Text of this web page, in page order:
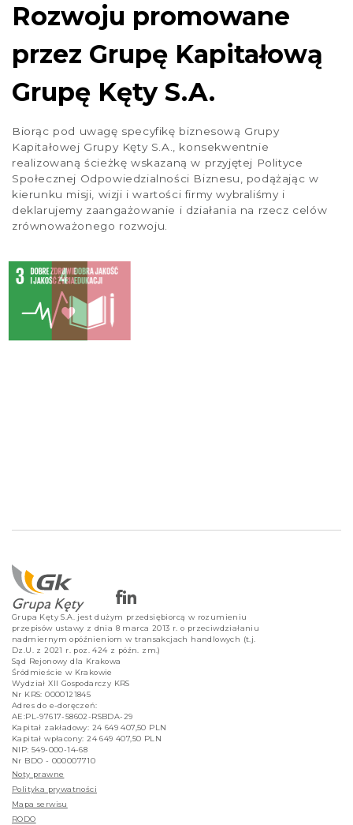
Rozwoju promowane
przez Grupę Kapitałową
Grupę Kęty S.A.
Biorąc pod uwagę specyfikę biznesową Grupy
Kapitałowej Grupy Kęty S.A., konsekwentnie
realizowaną ścieżkę wskazaną w przyjętej Polityce
Społecznej Odpowiedzialności Biznesu, podążając w
kierunku misji, wizji i wartości firmy wybraliśmy i
deklarujemy zaangażowanie i działania na rzecz celów
zrównoważonego rozwoju.
Grupa Kęty S.A. jest dużym przedsiębiorcą w rozumieniu
przepisów ustawy z dnia 8 marca 2013 r. o przeciwdziałaniu
nadmiernym opóźnieniom w transakcjach handlowych (t.j.
Dz.U. z 2021 r. poz. 424 z późn. zm.)
Sąd Rejonowy dla Krakowa
Śródmieście w Krakowie
Wydział XII Gospodarczy KRS
Nr KRS: 0000121845
Adres do e-doręczeń:
AE:PL-97617-58602-RSBDA-29
Kapitał zakładowy: 24 649 407,50 PLN
Kapitał wpłacony: 24 649 407,50 PLN
NIP: 549-000-14-68
Nr BDO - 000007710
Noty prawne
Polityka prywatności
Mapa serwisu
RODO